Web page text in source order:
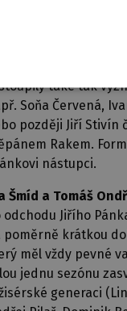
sboru a
publikem
hudební
a Věry
také tak
Soňa Červená,
později Jiří Stivín
Rakem.
nástupci.
Šmíd a Tomáš
odchodu Jiřího
poměrně krátkou
měl vždy pevné
jednu sezónu
generaci